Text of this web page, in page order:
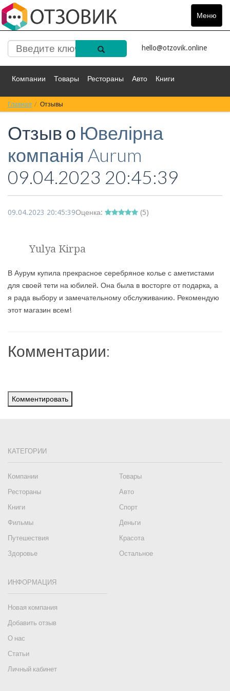
Меню
Toggle
hello@otzovik.online
Компании Товары Рестораны Авто Книги
Спорт Фильмы
Красота Здоровье Остальное
Главная Отзывы
Отзыв о Ювелірна
компанія Aurum
09.04.2023 20:45:39
09.04.2023 20:45:39Оценка: (5)
Yulya Kirpa
В Аурум купила прекрасное серебряное колье с аметистами
для своей тети на юбилей. Она была в восторге от подарка, а
я рада выбору и замечательному обслуживанию. Рекомендую
этот магазин всем!
Комментарии:
Комментировать
КАТЕГОРИИ
Компании
Товары
Рестораны
Авто
Книги
Спорт
Фильмы
Деньги
Путешествия
Красота
Здоровье
Остальное
ИНФОРМАЦИЯ
Новая компания
Добавить отзыв
О нас
Статьи
Личный кабинет